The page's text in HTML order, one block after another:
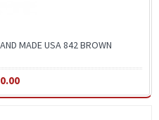
MADE USA 842 BROWN